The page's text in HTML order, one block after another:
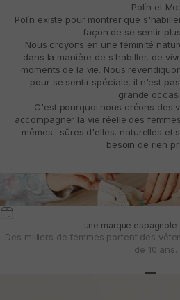
Polín et Moi
Polín existe pour montrer que
façon de se sentir
Nous croyons en une féminité
dans la manière de s'habiller, de
moments de la vie. Nous
pour se sentir spéciale, il n'est
grande
C'est pourquoi nous créons des
accompagner la vie réelle des
mêmes : sûres d'elles, naturelles et
besoin de rien
une marque espagnole
Des milliers de femmes portent des
de 10 ans.